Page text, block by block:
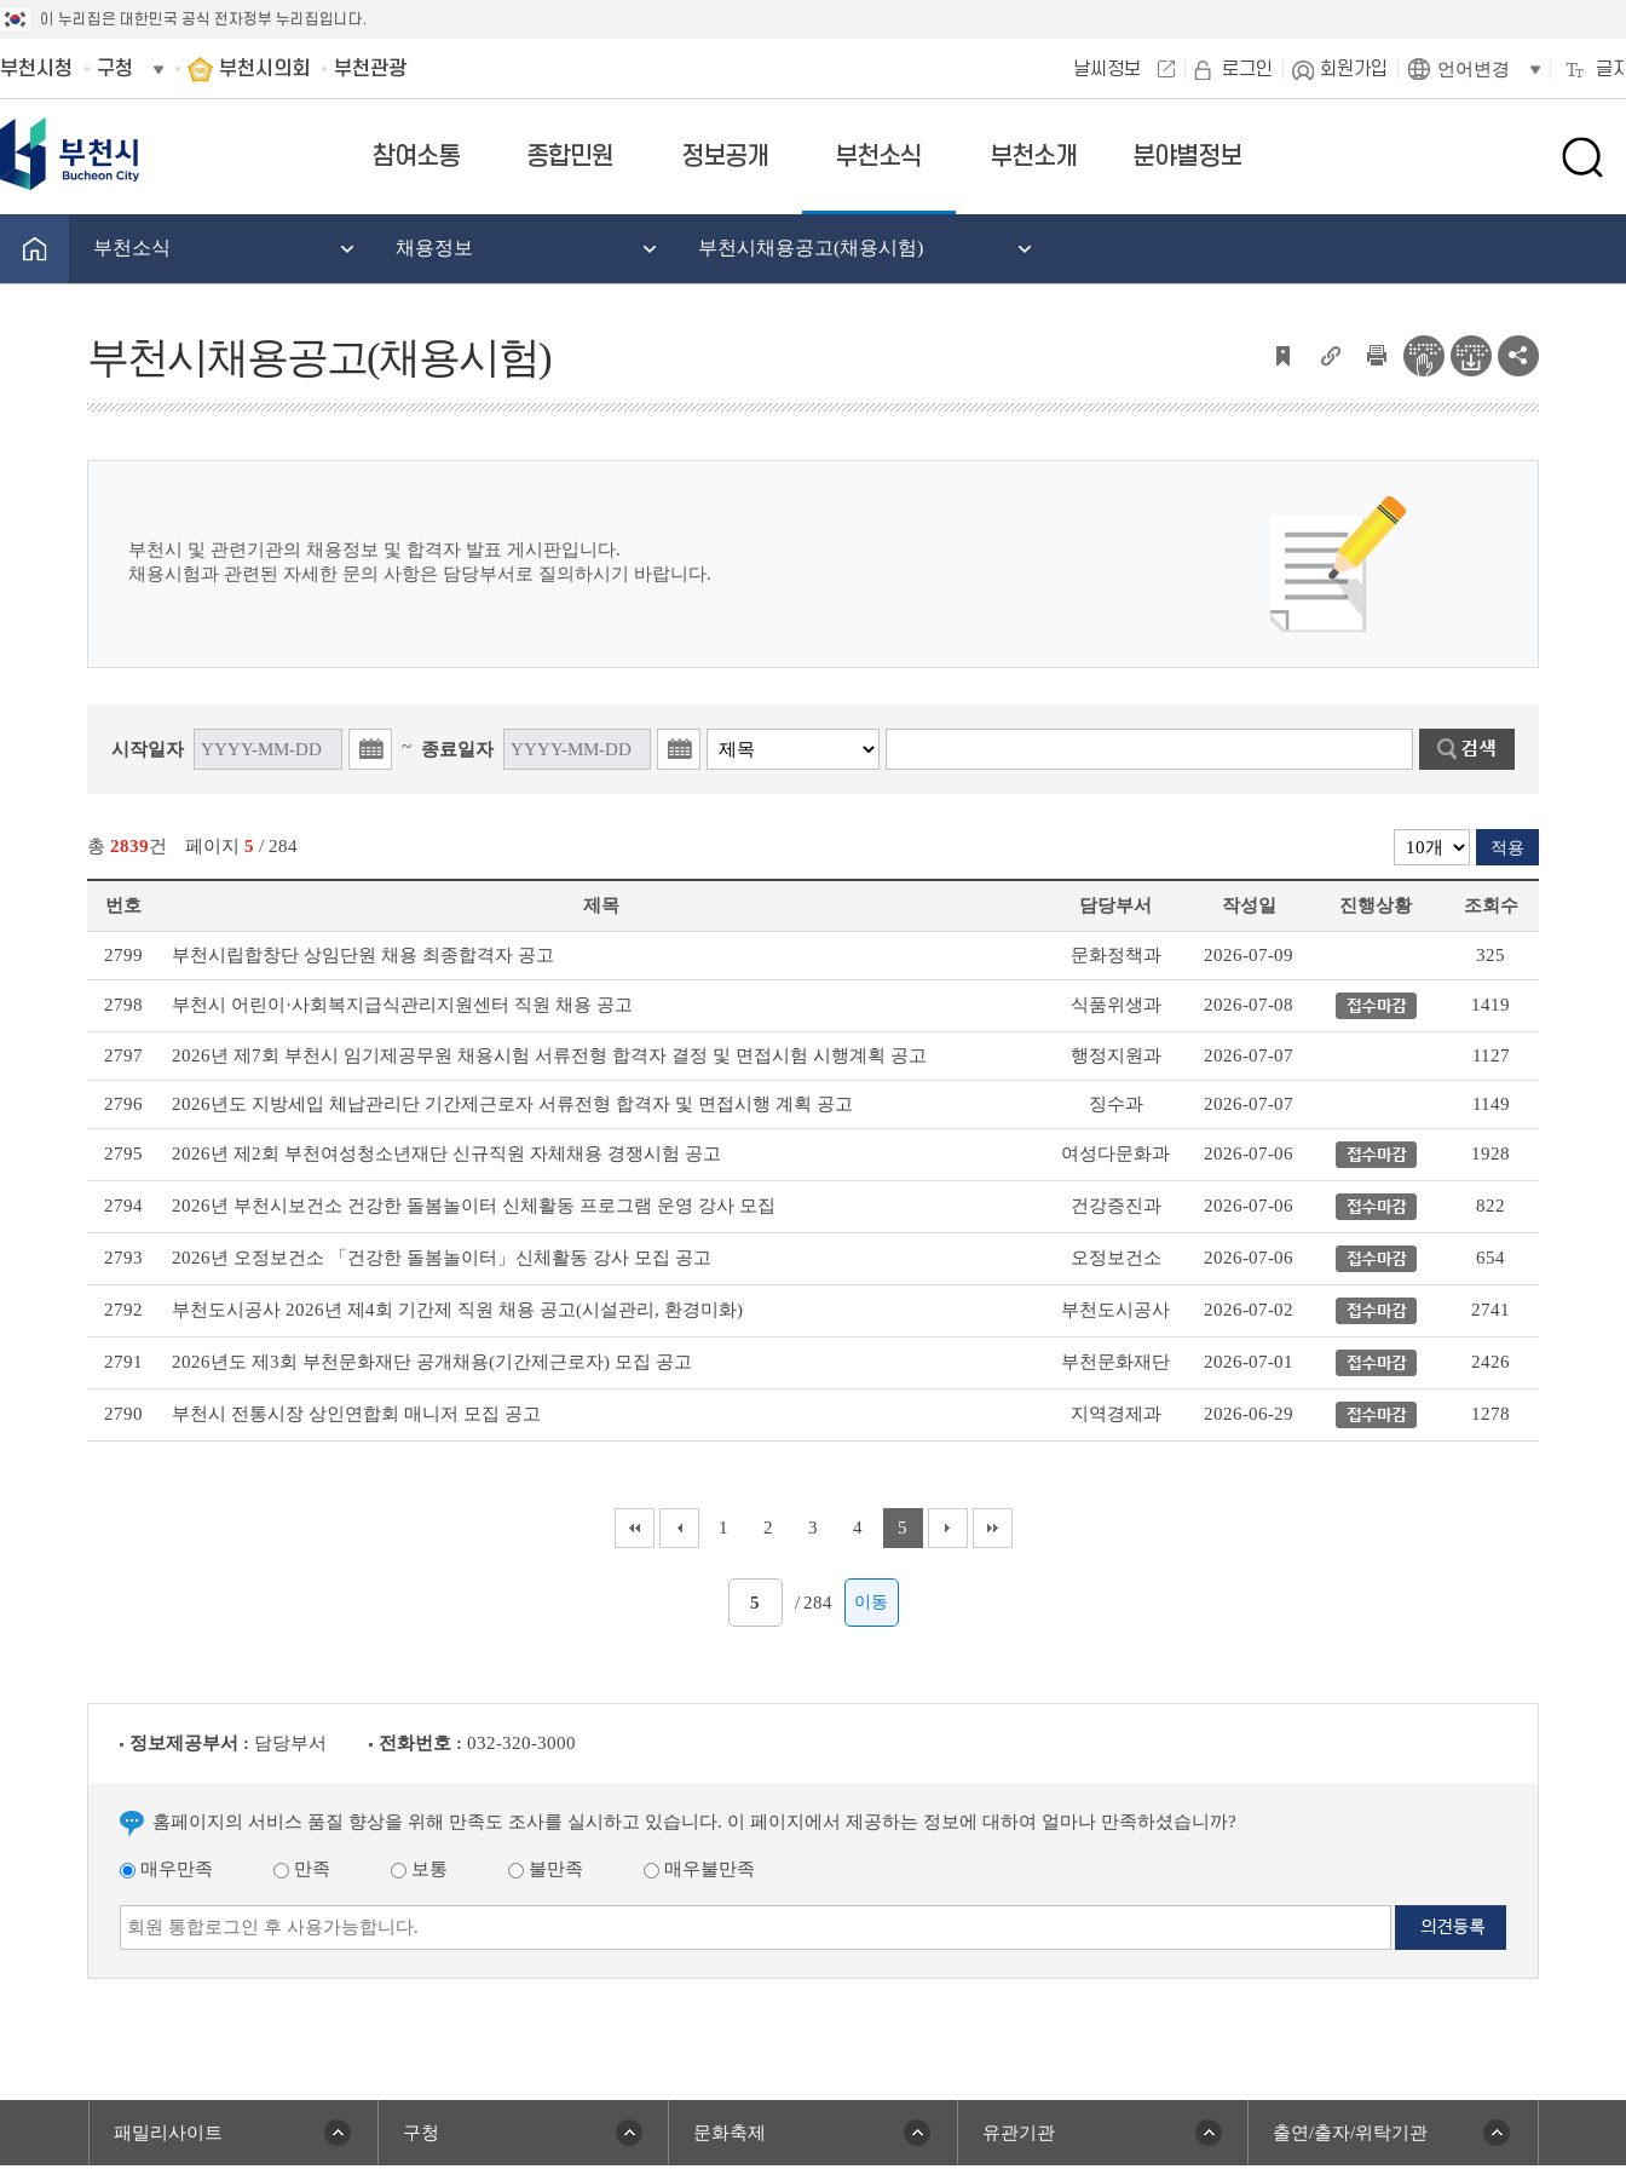
이 누리집은 대한민국 공식 전자정부 누리집입니다.
부천시청 구청 부천시의회 부천관광 날씨정보 로그인 회원가입 언어변경 글
참여소통 종합민원 정보공개 부천소식 부천소개 분야별정보
검
창
부천소식 채용정보 부천시채용공고(채용시험)
부천시채용공고(채용시험)
부천시 및 관련기관의 채용정보 및 합격자 발표 게시판입니다.
채용시험과 관련된 자세한 문의 사항은 담당부서로 질의하시기 바랍니다.
시작일자 ~ 종료일자
총 2839건 페이지 5 / 284 적용
천
채
용
공
고
(채
용
테
이
블
번호 제목 담당부서 작성일 진행상황 조회수
2799 부천시립합창단 상임단원 채용 최종합격자 공고 문화정책과 2026-07-09 325
2798 부천시 어린이·사회복지급식관리지원센터 직원 채용 공고 식품위생과 2026-07-08 1419
2797 2026년 제7회 부천시 임기제공무원 채용시험 서류전형 합격자 결정 및 면접시험 시행계획 공고 행정지원과 2026-07-07 1127
2796 2026년도 지방세입 체납관리단 기간제근로자 서류전형 합격자 및 면접시행 계획 공고 징수과 2026-07-07 1149
2795 2026년 제2회 부천여성청소년재단 신규직원 자체채용 경쟁시험 공고 여성다문화과 2026-07-06 1928
2794 2026년 부천시보건소 건강한 돌봄놀이터 신체활동 프로그램 운영 강사 모집 건강증진과 2026-07-06 822
2793 2026년 오정보건소 「건강한 돌봄놀이터」신체활동 강사 모집 공고 오정보건소 2026-07-06 654
2792 부천도시공사 2026년 제4회 기간제 직원 채용 공고(시설관리, 환경미화) 부천도시공사 2026-07-02 2741
2791 2026년도 제3회 부천문화재단 공개채용(기간제근로자) 모집 공고 부천문화재단 2026-07-01 2426
2790 부천시 전통시장 상인연합회 매니저 모집 공고 지역경제과 2026-06-29 1278
1 2 3 4 5
/ 284 이동
정보제공부서 : 담당부서 전화번호 : 032-320-3000
홈페이지의 서비스 품질 향상을 위해 만족도 조사를 실시하고 있습니다. 이 페이지에서 제공하는 정보에 대하여 얼마나 만족하셨습니까?
매우만족 만족 보통 불만족 매우불만족
패밀리사이트 구청 문화축제 유관기관 출연/출자/위탁기관